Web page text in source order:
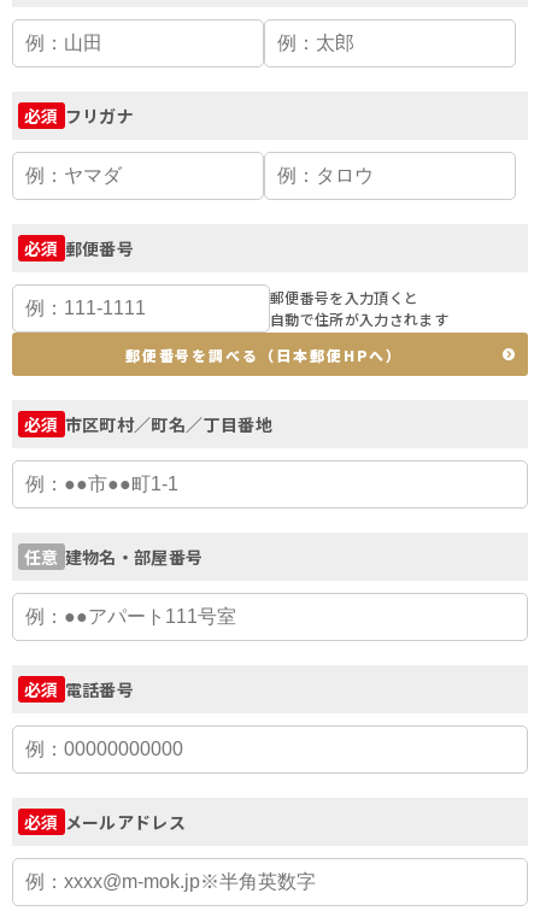
必須 フリガナ
必須 郵便番号
郵便番号を入力頂くと
自動で住所が入力されます
郵便番号を調べる（日本郵便HPへ）
必須 市区町村／町名／丁目番地
任意 建物名・部屋番号
必須 電話番号
必須 メールアドレス